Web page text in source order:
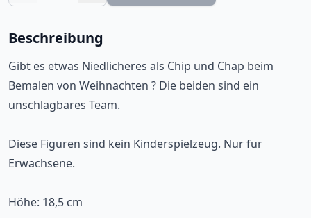
Beschreibung
Gibt es etwas Niedlicheres als Chip und Chap beim
Bemalen von Weihnachten ? Die beiden sind ein
unschlagbares Team.
Diese Figuren sind kein Kinderspielzeug. Nur für
Erwachsene.
Höhe: 18,5 cm